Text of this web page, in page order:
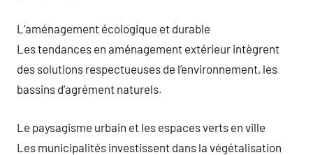
L’aménagement écologique et durable
Les tendances en aménagement extérieur intègrent
des solutions respectueuses de l’environnement, les
bassins d’agrément naturels.
Le paysagisme urbain et les espaces verts en ville
Les municipalités investissent dans la végétalisation